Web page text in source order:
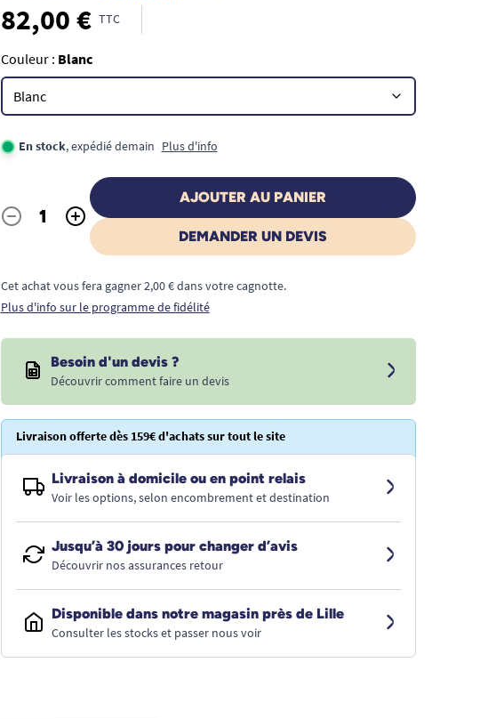
82,00 € TTC
Couleur : Blanc
En stock, expédié demain Plus d'info
Quantité
- +
AJOUTER AU PANIER
DEMANDER UN DEVIS
Cet achat vous fera gagner 2,00 € dans votre cagnotte.
Plus d'info sur le programme de fidélité
Besoin d'un devis ?
Découvrir comment faire un devis
Livraison offerte dès 159€ d'achats sur tout le site
Livraison à domicile ou en point relais
Voir les options, selon encombrement et destination
Jusqu’à 30 jours pour changer d’avis
Découvrir nos assurances retour
Disponible dans notre magasin près de Lille
Consulter les stocks et passer nous voir